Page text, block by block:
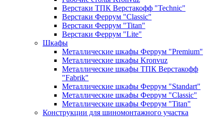
Верстаки ТПК Верстакофф "Technic"
Верстаки Феррум "Classic"
Верстаки Феррум "Titan"
Верстаки Феррум "Lite"
Шкафы
Металлические шкафы Феррум "Premium"
Металлические шкафы Kronvuz
Металлические шкафы ТПК Верстакофф
"Fabrik"
Металлические шкафы Феррум "Standart"
Металлические шкафы Феррум "Classic"
Металлические шкафы Феррум "Titan"
Конструкции для шиномонтажного участка